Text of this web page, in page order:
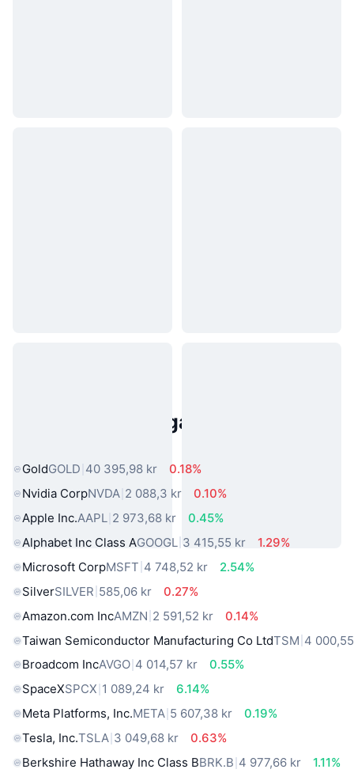
Populära tillgångar från den
GoldGOLD 40 395,98 kr
0.18%
Nvidia CorpNVDA 2 088,3 kr
0.10%
Apple Inc.AAPL 2 973,68 kr
0.45%
Alphabet Inc Class AGOOGL 3 415,55 kr
1.29%
Microsoft CorpMSFT 4 748,52 kr
2.54%
SilverSILVER 585,06 kr
0.27%
Amazon.com IncAMZN 2 591,52 kr
0.14%
Taiwan Semiconductor Manufacturing Co LtdTSM 4
Broadcom IncAVGO 4 014,57 kr
0.55%
SpaceXSPCX 1 089,24 kr
6.14%
Meta Platforms, Inc.META 5 607,38 kr
0.19%
Tesla, Inc.TSLA 3 049,68 kr
0.63%
Berkshire Hathaway Inc Class BBRK.B 4 977,66 kr
1.11%